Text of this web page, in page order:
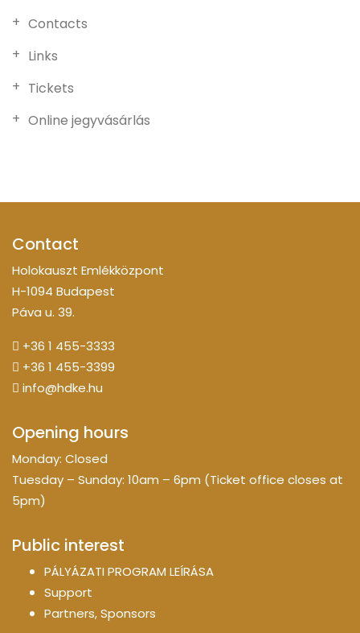
Contacts
Links
Tickets
Online jegyvásárlás
Contact
Holokauszt Emlékközpont
H-1094 Budapest
Páva u. 39.
+36 1 455-3333
+36 1 455-3399
info@hdke.hu
Opening hours
Monday: Closed
Tuesday – Sunday: 10am – 6pm (Ticket office closes at
5pm)
Public interest
PÁLYÁZATI PROGRAM LEÍRÁSA
Support
Partners, Sponsors